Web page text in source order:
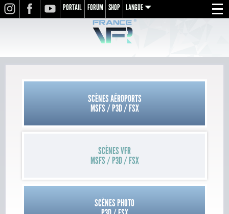
Menu
INSTAGRAMFACEBOOKYOUTUBE
PORTAIL FORUM SHOP LANGUE
de
SCÈNES AÉROPORTS
MSFS / P3D / FSX
SCÈNES VFR
MSFS / P3D / FSX
SCÈNES PHOTO